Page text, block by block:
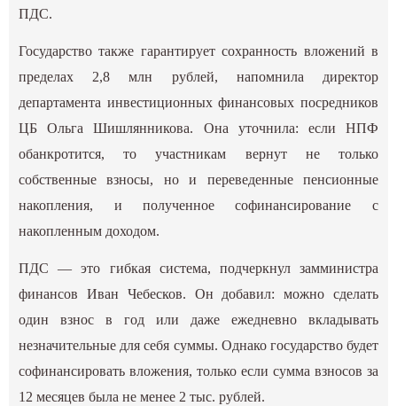
ПДС.
Государство также гарантирует сохранность вложений в
пределах 2,8 млн рублей, напомнила директор
департамента инвестиционных финансовых посредников
ЦБ Ольга Шишлянникова. Она уточнила: если НПФ
обанкротится, то участникам вернут не только
собственные взносы, но и переведенные пенсионные
накопления, и полученное софинансирование с
накопленным доходом.
ПДС — это гибкая система, подчеркнул замминистра
финансов Иван Чебесков. Он добавил: можно сделать
один взнос в год или даже ежедневно вкладывать
незначительные для себя суммы. Однако государство будет
софинансировать вложения, только если сумма взносов за
12 месяцев была не менее 2 тыс. рублей.